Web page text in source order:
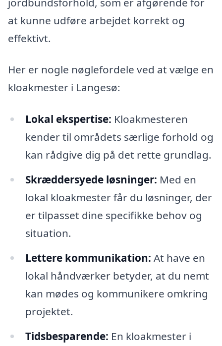
at kunne udføre arbejdet korrekt og
effektivt.
Her er nogle nøglefordele ved at vælge en
kloakmester i Langesø:
Lokal ekspertise: Kloakmesteren
kender til områdets særlige forhold og
kan rådgive dig på det rette grundlag.
Skræddersyede løsninger: Med en
lokal kloakmester får du løsninger, der
er tilpasset dine specifikke behov og
situation.
Lettere kommunikation: At have en
lokal håndværker betyder, at du nemt
kan mødes og kommunikere omkring
projektet.
Tidsbesparende: En kloakmester i